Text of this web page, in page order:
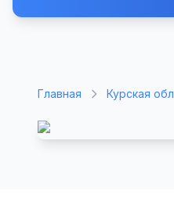
Главная Курская обл